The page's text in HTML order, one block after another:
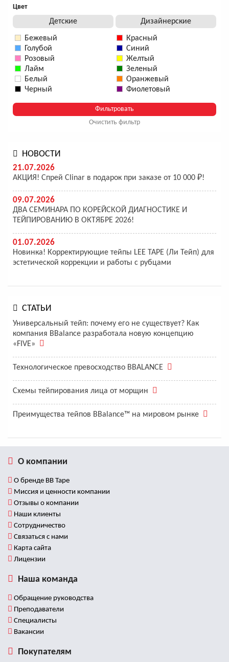
Цвет
Детские Дизайнерские
Бежевый
Голубой
Розовый
Лайм
Белый
Черный
Красный
Синий
Желтый
Зеленый
Оранжевый
Фиолетовый
Очистить фильтр
НОВОСТИ
21.07.2026
АКЦИЯ! Спрей Clinar в подарок при заказе от 10 000 ₽!
09.07.2026
ДВА СЕМИНАРА ПО КОРЕЙСКОЙ ДИАГНОСТИКЕ И
ТЕЙПИРОВАНИЮ В ОКТЯБРЕ 2026!
01.07.2026
Новинка! Корректирующие тейпы LEE TAPE (Ли Тейп) для
эстетической коррекции и работы с рубцами
СТАТЬИ
Универсальный тейп: почему его не существует? Как
компания BBalance разработала новую концепцию
«FIVE»
Технологическое превосходство BBALANCE
Схемы тейпирования лица от морщин
Преимущества тейпов BBalance™ на мировом рынке
О компании
О бренде BB Tape
Миссия и ценности компании
Отзывы о компании
Наши клиенты
Сотрудничество
Связаться с нами
Карта сайта
Лицензии
Наша команда
Обращение руководства
Преподаватели
Специалисты
Вакансии
Покупателям